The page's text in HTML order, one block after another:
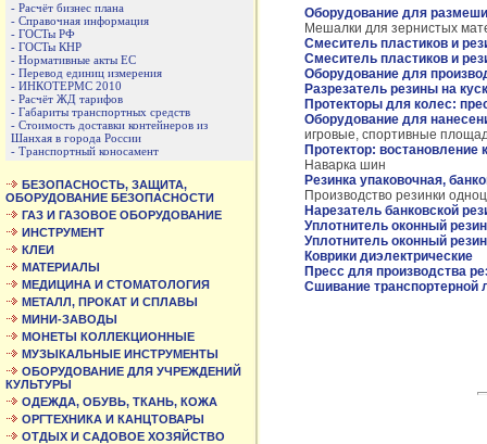
- Расчёт бизнес плана
- Справочная информация
- ГОСТы РФ
- ГОСТы КНР
- Нормативные акты ЕС
- Перевод единиц измерения
- ИНКОТЕРМС 2010
- Расчёт ЖД тарифов
- Габариты транспортных средств
- Стоимость доставки контейнеров из
Шанхая в города России
- Транспортный коносамент
БЕЗОПАСНОСТЬ, ЗАЩИТА,
ОБОРУДОВАНИЕ БЕЗОПАСНОСТИ
ГАЗ И ГАЗОВОЕ ОБОРУДОВАНИЕ
ИНСТРУМЕНТ
КЛЕИ
МАТЕРИАЛЫ
МЕДИЦИНА И СТОМАТОЛОГИЯ
МЕТАЛЛ, ПРОКАТ И СПЛАВЫ
МИНИ-ЗАВОДЫ
МОНЕТЫ КОЛЛЕКЦИОННЫЕ
МУЗЫКАЛЬНЫЕ ИНСТРУМЕНТЫ
ОБОРУДОВАНИЕ ДЛЯ УЧРЕЖДЕНИЙ
КУЛЬТУРЫ
ОДЕЖДА, ОБУВЬ, ТКАНЬ, КОЖА
ОРГТЕХНИКА И КАНЦТОВАРЫ
ОТДЫХ И САДОВОЕ ХОЗЯЙСТВО
Оборудование для
Мешалки для зернистых
Смеситель пластиков и
Смеситель пластиков и
Оборудование для
Разрезатель резины на
Протекторы для колес:
Оборудование для
игровые, спортивные
Протектор: востановление
Наварка шин
Резинка упаковочная,
Производство резинки
Нарезатель банковской
Уплотнитель оконный
Уплотнитель оконный
Коврики диэлектрические
Пресс для производства
Сшивание транспортерной